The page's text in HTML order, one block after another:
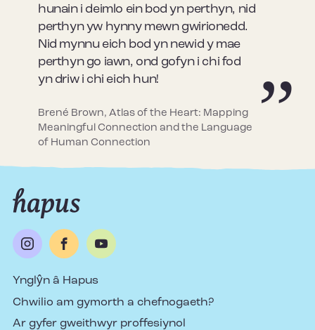
hunain i deimlo ein bod yn perthyn, nid
perthyn yw hynny mewn gwirionedd.
Nid mynnu eich bod yn newid y mae
perthyn go iawn, ond gofyn i chi fod
yn driw i chi eich hun!
Brené Brown, Atlas of the Heart: Mapping
Meaningful Connection and the Language
of Human Connection
Ynglŷn â Hapus
Chwilio am gymorth a chefnogaeth?
Ar gyfer gweithwyr proffesiynol